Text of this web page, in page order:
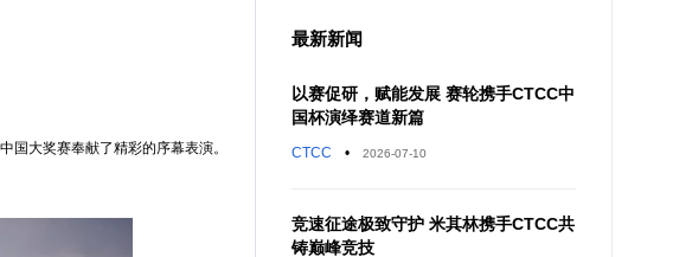
大奖赛奉献了精彩的序幕表演。
最新新闻
以赛促研，赋能发展 赛轮携手CTCC中
国杯演绎赛道新篇
CTCC • 2026-07-10
竞速征途极致守护 米其林携手CTCC共
铸巅峰竞技